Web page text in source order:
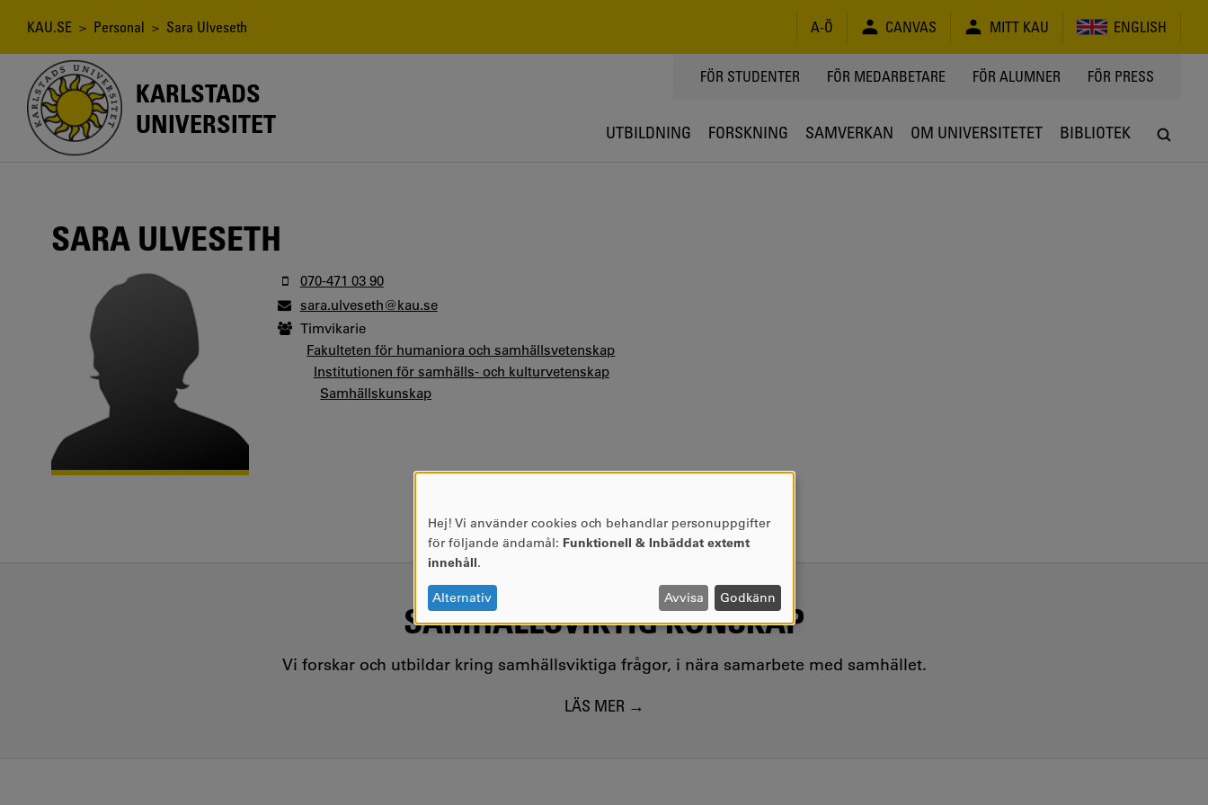
Länkstig
KAU.SE > Personal > Sara Ulveseth A-Ö CANVAS MITT KAU ENGLISH
KARLSTADS
UNIVERSITET
TOPPMENY
FÖR STUDENTER FÖR MEDARBETARE FÖR ALUMNER FÖR PRESS
UTBILDNING FORSKNING SAMVERKAN OM UNIVERSITETET BIBLIOTEK
SARA ULVESETH
070-471 03 90
sara.ulveseth@kau.se
Timvikarie
Fakulteten för humaniora och samhällsvetenskap
Institutionen för samhälls- och kulturvetenskap
Samhällskunskap
SAMHÄLLSVIKTIG KUNSKAP
Vi forskar och utbildar kring samhällsviktiga frågor, i nära samarbete med samhället.
LÄS MER
ANVÄNDNING
AV
OCH
COOKIES
Hej! Vi använder cookies och behandlar personuppgifter
för följande ändamål: Funktionell & Inbäddat externt
innehåll.
Alternativ Avvisa Godkänn